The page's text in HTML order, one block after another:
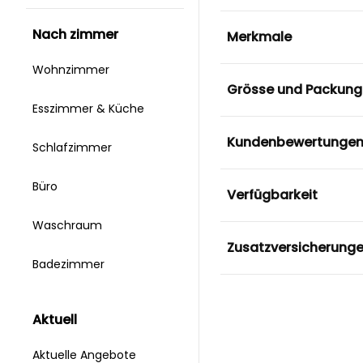
nach zimmer
Wohnzimmer
Esszimmer & Küche
Schlafzimmer
Büro
Waschraum
Badezimmer
aktuell
Aktuelle Angebote
Merkmale
Grösse und Packung
Kundenbewertungen
Verfügbarkeit